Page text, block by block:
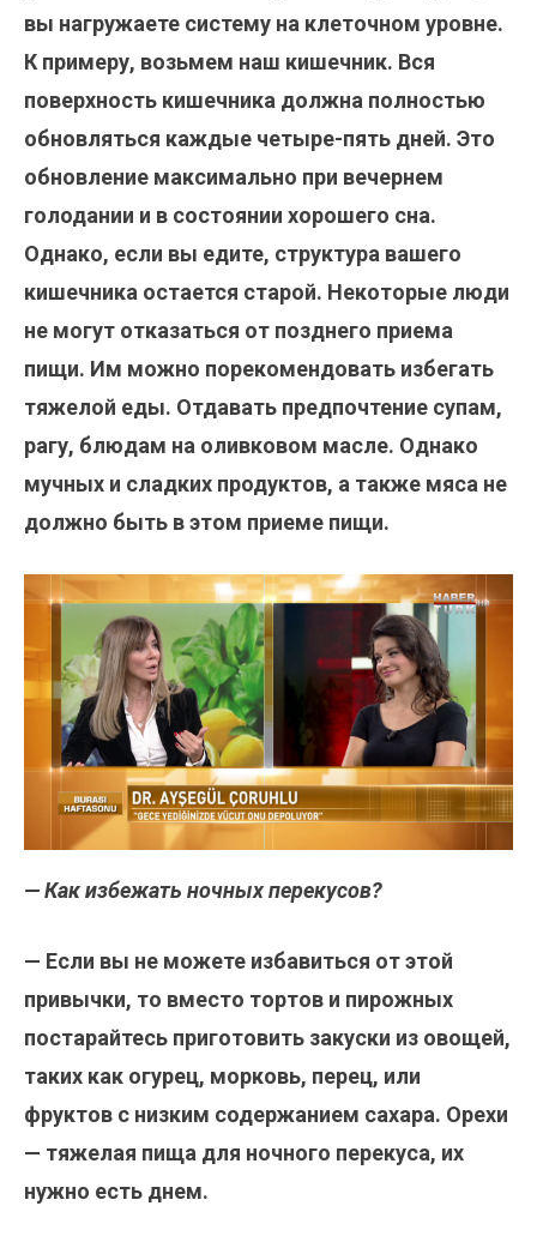
вы нагружаете систему на клеточном уровне.
К примеру, возьмем наш кишечник. Вся
поверхность кишечника должна полностью
обновляться каждые четыре-пять дней. Это
обновление максимально при вечернем
голодании и в состоянии хорошего сна.
Однако, если вы едите, структура вашего
кишечника остается старой. Некоторые люди
не могут отказаться от позднего приема
пищи. Им можно порекомендовать избегать
тяжелой еды. Отдавать предпочтение супам,
рагу, блюдам на оливковом масле. Однако
мучных и сладких продуктов, а также мяса не
должно быть в этом приеме пищи.
— Как избежать ночных перекусов?
— Если вы не можете избавиться от этой
привычки, то вместо тортов и пирожных
постарайтесь приготовить закуски из овощей,
таких как огурец, морковь, перец, или
фруктов с низким содержанием сахара. Орехи
— тяжелая пища для ночного перекуса, их
нужно есть днем.